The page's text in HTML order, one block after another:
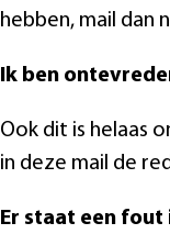
hebben, mail dan
Ik ben
Ook dit is helaas
in deze mail de
Er staat een